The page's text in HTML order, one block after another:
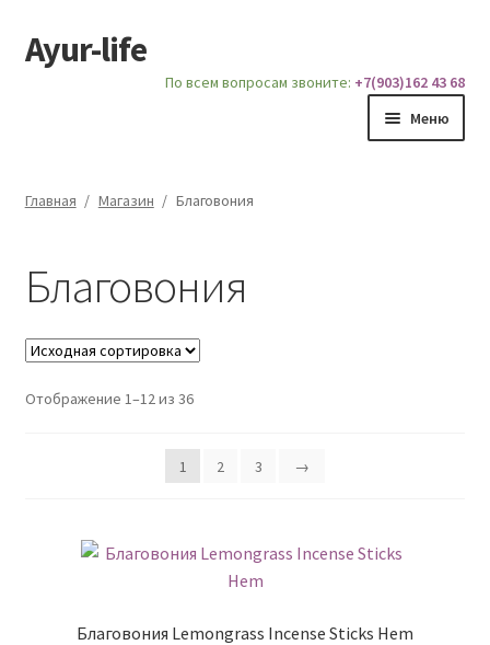
Перейти
к
Перейти
к
Ayur-life
По всем вопросам звоните: +7(903)162 43 68
Меню
Доставка и Оплата
Блог
О сайте
Главная / Магазин / Благовония
Благовония
Отображение 1–12 из 36
1 2 3 →
Благовония Lemongrass Incense Sticks Hem